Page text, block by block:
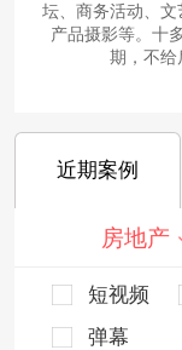
坛、商务活动、文
产品摄影等。十
期，不给
近期案例
房地产
短视频
弹幕